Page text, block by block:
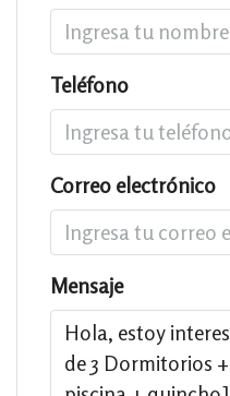
Teléfono
Correo electrónico
Mensaje